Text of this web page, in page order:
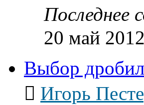
Последнее
20 май
Выбор
Игорь